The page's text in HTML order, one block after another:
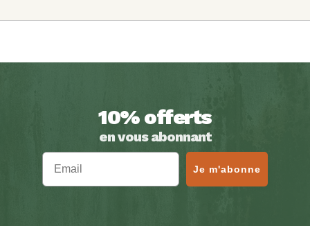
10% offerts
en vous abonnant
Email
Je m'abonne